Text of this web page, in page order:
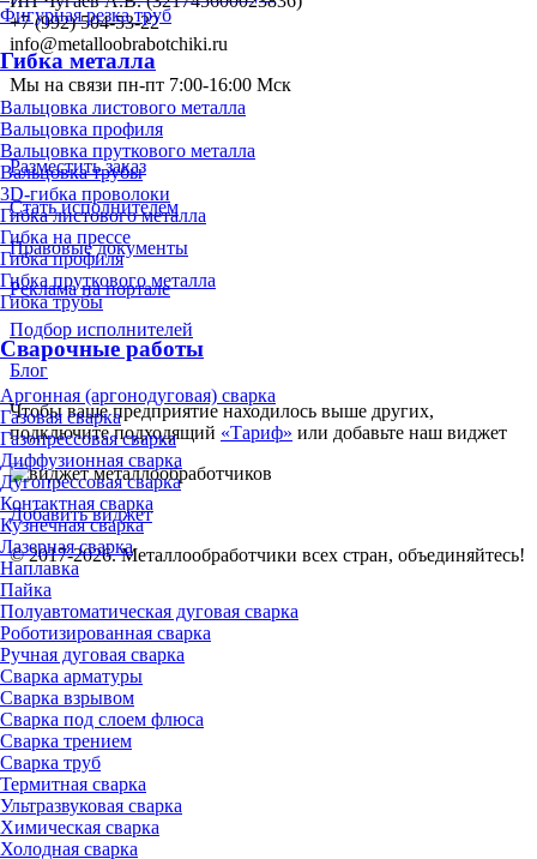
Фигурная резка труб
Гибка металла
Вальцовка листового металла
Вальцовка профиля
Вальцовка пруткового металла
Вальцовка трубы
3D-гибка проволоки
Гибка листового металла
Гибка на прессе
Гибка профиля
Гибка пруткового металла
Гибка трубы
Сварочные работы
Аргонная (аргонодуговая) сварка
Газовая сварка
Газопрессовая сварка
Диффузионная сварка
Дугопрессовая сварка
Контактная сварка
Кузнечная сварка
Лазерная сварка
Наплавка
Пайка
Полуавтоматическая дуговая сварка
Роботизированная сварка
Ручная дуговая сварка
Сварка арматуры
Сварка взрывом
Сварка под слоем флюса
Сварка трением
Сварка труб
Термитная сварка
Ультразвуковая сварка
Химическая сварка
Холодная сварка
+7 (992) 504-53-22
info@metalloobrabotchiki.ru
Мы на связи пн-пт 7:00-16:00 Мск
Разместить заказ
Стать исполнителем
Правовые документы
Реклама на портале
Подбор исполнителей
Блог
Чтобы ваше предприятие находилось выше других,
подключите подходящий «Тариф» или добавьте наш виджет
Добавить виджет
© 2017-2026. Металлообработчики всех стран, объединяйтесь!